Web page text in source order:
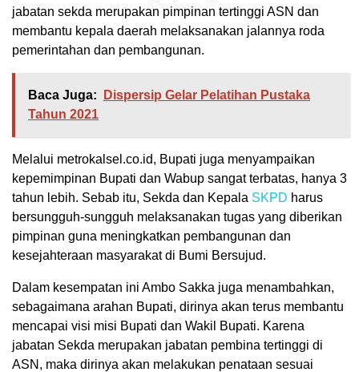
jabatan sekda merupakan pimpinan tertinggi ASN dan
membantu kepala daerah melaksanakan jalannya roda
pemerintahan dan pembangunan.
Baca Juga:
Dispersip Gelar Pelatihan Pustaka
Tahun 2021
Melalui metrokalsel.co.id, Bupati juga menyampaikan
kepemimpinan Bupati dan Wabup sangat terbatas, hanya 3
tahun lebih. Sebab itu, Sekda dan Kepala SKPD harus
bersungguh-sungguh melaksanakan tugas yang diberikan
pimpinan guna meningkatkan pembangunan dan
kesejahteraan masyarakat di Bumi Bersujud.
Dalam kesempatan ini Ambo Sakka juga menambahkan,
sebagaimana arahan Bupati, dirinya akan terus membantu
mencapai visi misi Bupati dan Wakil Bupati. Karena
jabatan Sekda merupakan jabatan pembina tertinggi di
ASN, maka dirinya akan melakukan penataan sesuai